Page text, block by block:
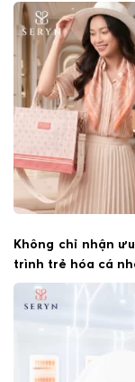
Không chỉ nhận
trình trẻ hóa cá